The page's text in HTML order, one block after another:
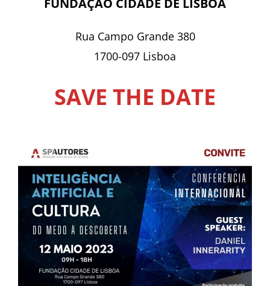
FUNDAÇÃO CIDADE DE LISBOA
Rua Campo Grande 380
1700-097 Lisboa
SAVE THE DATE